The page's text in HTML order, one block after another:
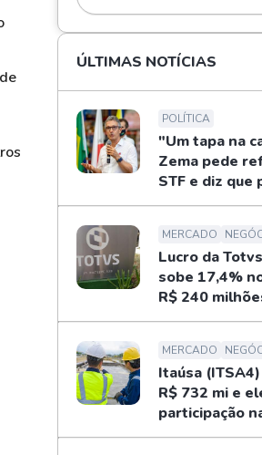
ÚLTIMAS NOTÍCIAS
POLÍTICA
"Um tapa na
Zema pede
STF e diz que
não definem
MERCADO
Lucro da
sobe 17,4%
R$ 240
MERCADO
Itaúsa
R$ 732 mi e
participação
para 14%